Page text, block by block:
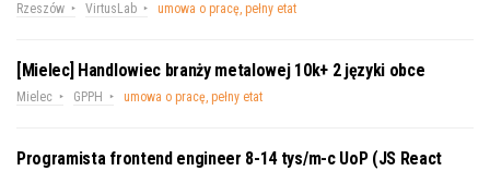
Rzeszów VirtusLab umowa o pracę, pełny etat
[Mielec] Handlowiec branży metalowej 10k+ 2 języki obce
Mielec GPPH umowa o pracę, pełny etat
Programista frontend engineer 8-14 tys/m-c UoP (JS React